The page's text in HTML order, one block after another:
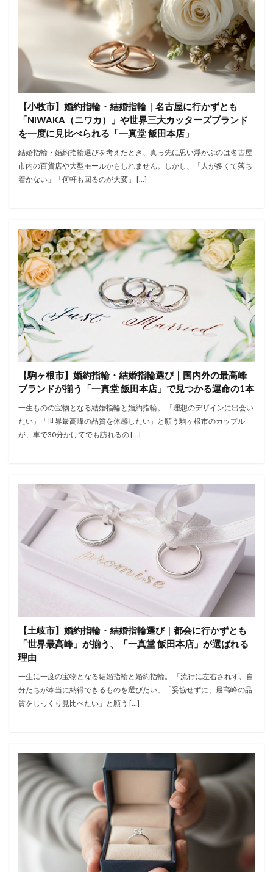
【小牧市】婚約指輪・結婚指輪｜名古屋に行かずとも
「NIWAKA（ニワカ）」や世界三大カッターズブランド
を一度に見比べられる「一真堂 飯田本店」
結婚指輪・婚約指輪選びを考えたとき、真っ先に思い浮かぶのは名古屋
市内の百貨店や大型モールかもしれません。しかし、「人が多くて落ち
着かない」「何軒も回るのが大変」 […]
【駒ヶ根市】婚約指輪・結婚指輪選び｜国内外の最高峰
ブランドが揃う「一真堂 飯田本店」で見つかる運命の1本
一生ものの宝物となる結婚指輪と婚約指輪。 「理想のデザインに出会い
たい」「世界最高峰の品質を体感したい」と願う駒ヶ根市のカップル
が、車で30分かけてでも訪れるの […]
【土岐市】婚約指輪・結婚指輪選び｜都会に行かずとも
「世界最高峰」が揃う、「一真堂 飯田本店」が選ばれる
理由
一生に一度の宝物となる結婚指輪と婚約指輪。 「流行に左右されず、自
分たちが本当に納得できるものを選びたい」「妥協せずに、最高峰の品
質をじっくり見比べたい」と願う […]